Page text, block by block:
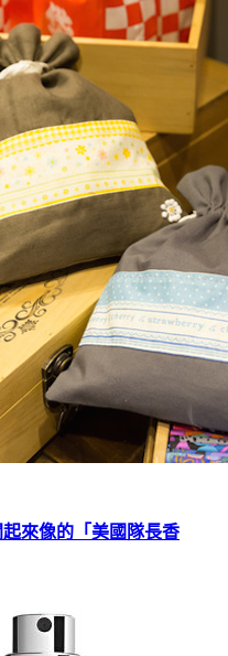
來像的「美國隊長香